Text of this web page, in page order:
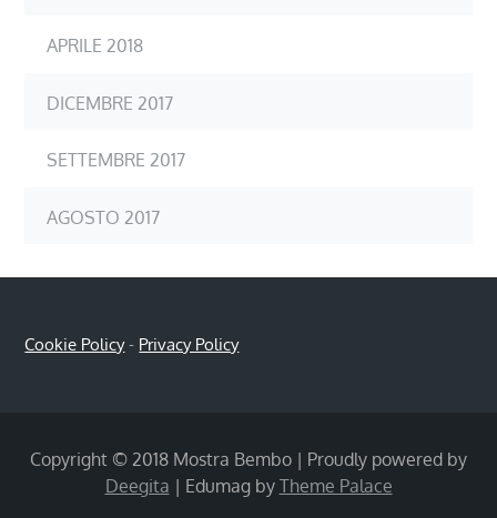
APRILE 2018
DICEMBRE 2017
SETTEMBRE 2017
AGOSTO 2017
Cookie Policy- Privacy Policy
Copyright © 2018 Mostra Bembo | Proudly powered by
Deegita | Edumag by Theme Palace